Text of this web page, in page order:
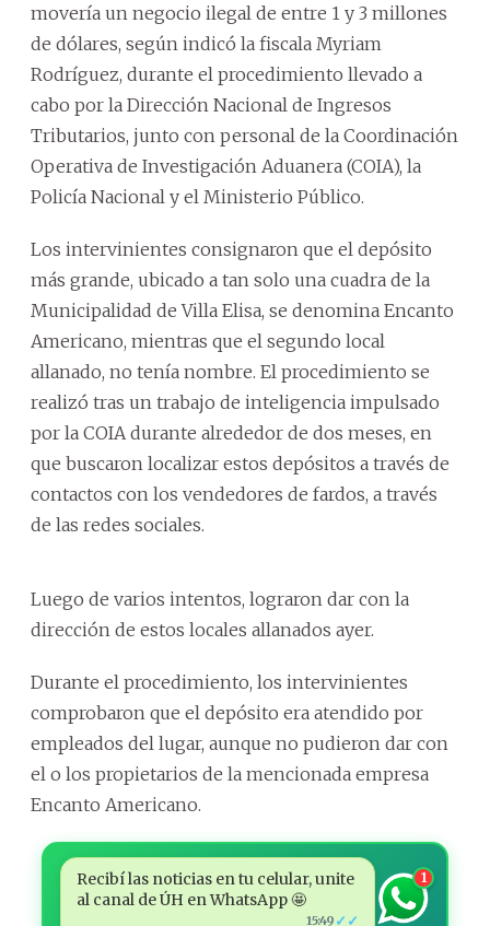
movería un negocio ilegal de entre 1 y 3 millones
de dólares, según indicó la fiscala Myriam
Rodríguez, durante el procedimiento llevado a
cabo por la Dirección Nacional de Ingresos
Tributarios, junto con personal de la Coordinación
Operativa de Investigación Aduanera (COIA), la
Policía Nacional y el Ministerio Público.
Los intervinientes consignaron que el depósito
más grande, ubicado a tan solo una cuadra de la
Municipalidad de Villa Elisa, se denomina Encanto
Americano, mientras que el segundo local
allanado, no tenía nombre. El procedimiento se
realizó tras un trabajo de inteligencia impulsado
por la COIA durante alrededor de dos meses, en
que buscaron localizar estos depósitos a través de
contactos con los vendedores de fardos, a través
de las redes sociales.
Luego de varios intentos, lograron dar con la
dirección de estos locales allanados ayer.
Durante el procedimiento, los intervinientes
comprobaron que el depósito era atendido por
empleados del lugar, aunque no pudieron dar con
el o los propietarios de la mencionada empresa
Encanto Americano.
Recibí las noticias en tu celular, unite
al canal de ÚH en WhatsApp 🤩
15:49 ✓✓
1